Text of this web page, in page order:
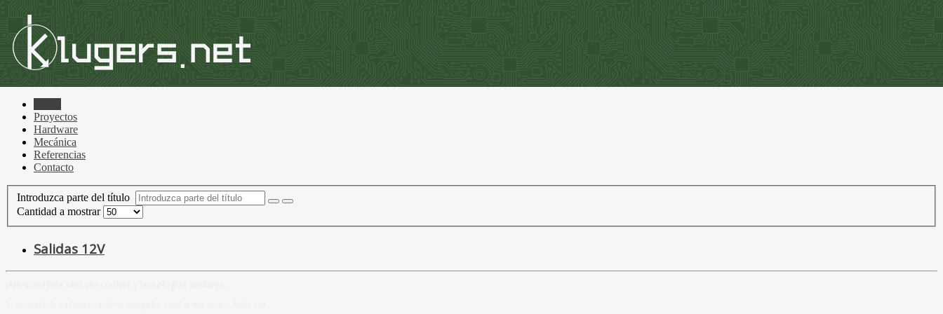
Proyectos
Hardware
Mecánica
Referencias
Contacto
Introduzca parte del título
Cantidad a mostrar
Salidas 12V